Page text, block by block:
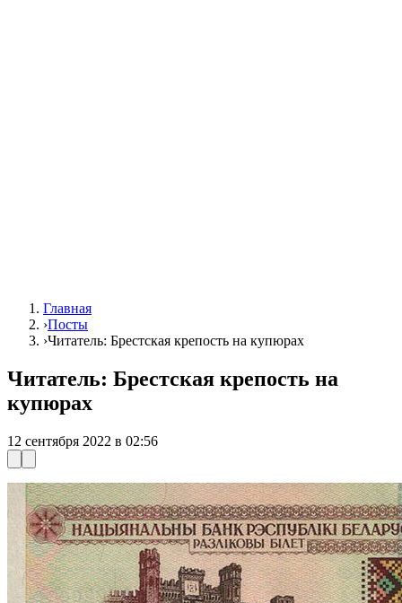
Главная
›Посты
›Читатель: Брестская крепость на купюрах
Читатель: Брестская крепость на
купюрах
12 сентября 2022 в 02:56